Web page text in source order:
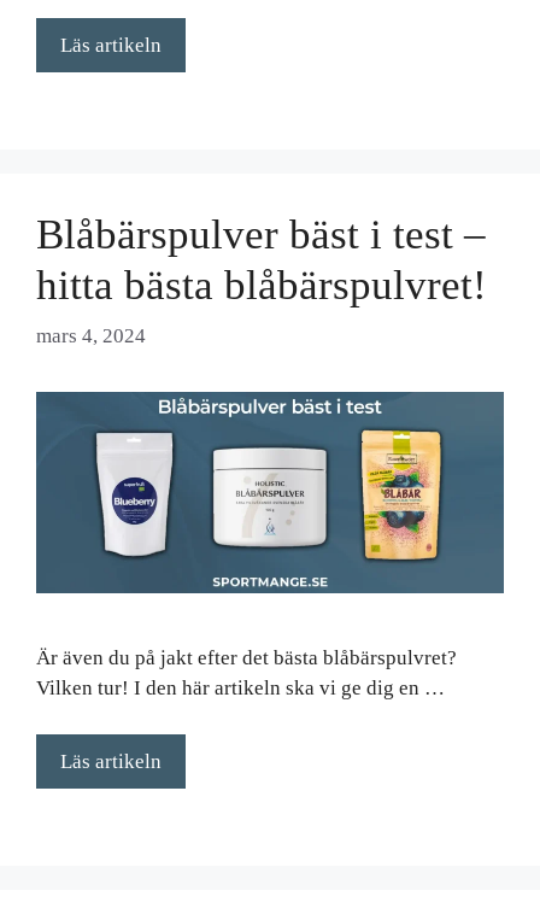
Läs artikeln
Blåbärspulver bäst i test –
hitta bästa blåbärspulvret!
mars 4, 2024
Är även du på jakt efter det bästa blåbärspulvret?
Vilken tur! I den här artikeln ska vi ge dig en …
Läs artikeln